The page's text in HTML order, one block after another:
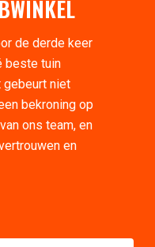
de derde keer
beste tuin
niet
bekroning op
ons team, en
en